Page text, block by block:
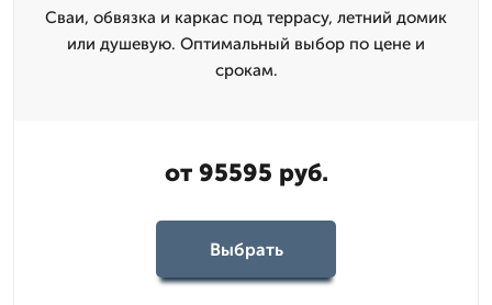
Сваи, обвязка и каркас под террасу, летний домик
или душевую. Оптимальный выбор по цене и
срокам.
от 95595 руб.
Выбрать